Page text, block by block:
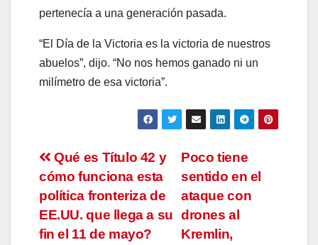
pertenecía a una generación pasada.
“El Día de la Victoria es la victoria de nuestros
abuelos”, dijo. “No nos hemos ganado ni un
milímetro de esa victoria”.
Navegación
de
entradas
Poco tiene
sentido en el
ataque con
drones al
Kremlin,
Qué es Título 42 y
cómo funciona esta
política fronteriza de
EE.UU. que llega a su
fin el 11 de mayo?